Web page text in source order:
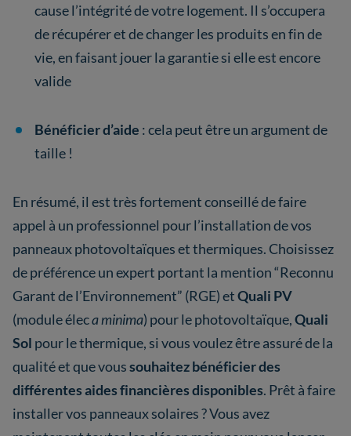
cause l’intégrité de votre logement. Il s’occupera
de récupérer et de changer les produits en fin de
vie, en faisant jouer la garantie si elle est encore
valide
Bénéficier d’aide : cela peut être un argument de
taille !
En résumé, il est très fortement conseillé de faire
appel à un professionnel pour l’installation de vos
panneaux photovoltaïques et thermiques. Choisissez
de préférence un expert portant la mention “Reconnu
Garant de l’Environnement” (RGE) etQuali PV
(module éleca minima) pour le photovoltaïque,Quali
Sol pour le thermique, si vous voulez être assuré de la
qualité et que voussouhaitez bénéficier des
différentes aides financières disponibles. Prêt à faire
installer vos panneaux solaires ? Vous avez